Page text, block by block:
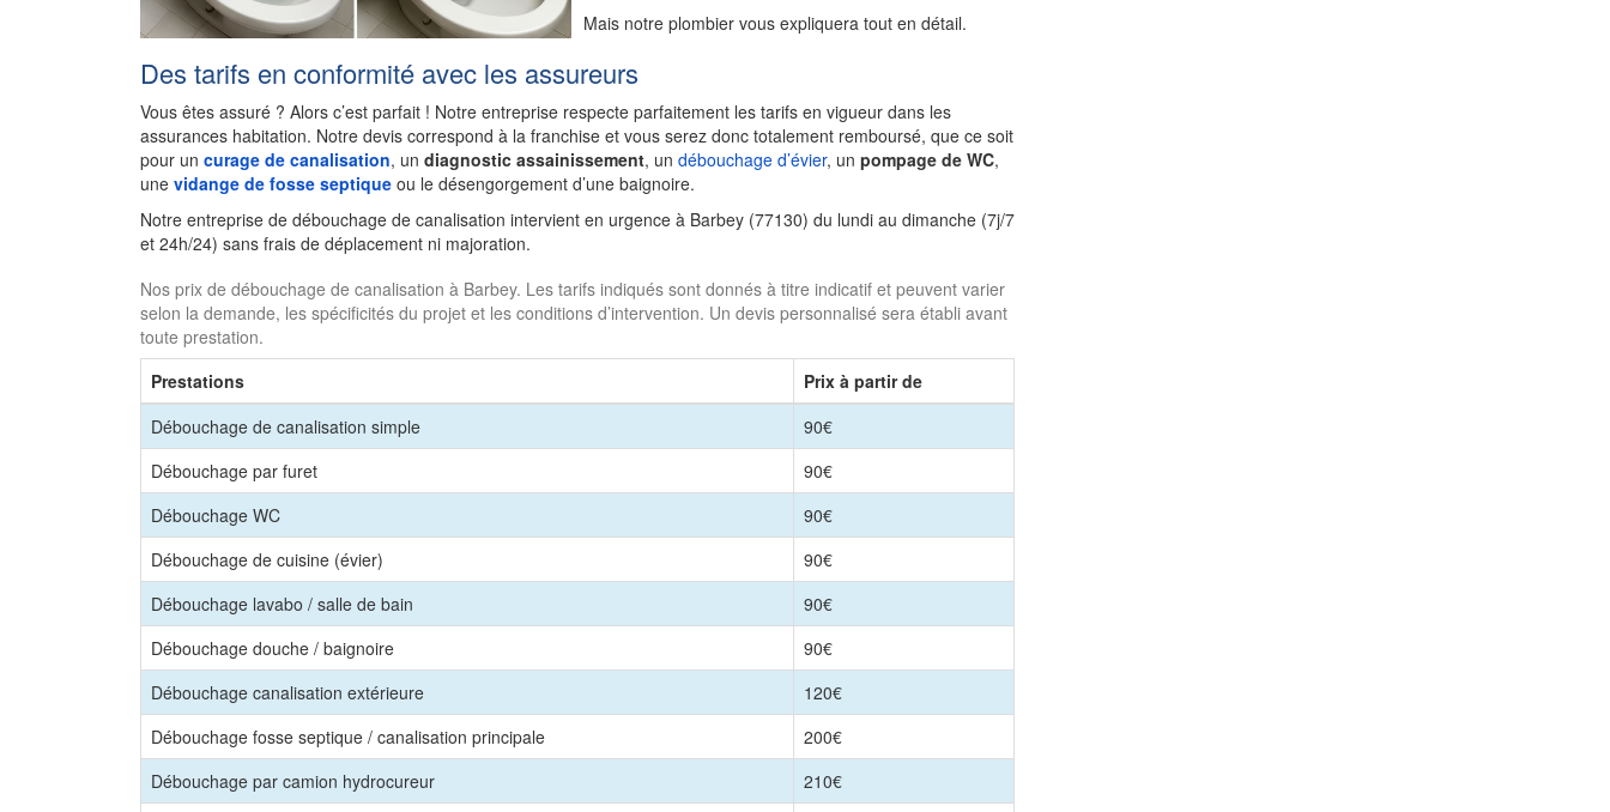
Mais notre plombier vous expliquera tout en détail.
Des tarifs en conformité avec les assureurs
Vous êtes assuré ? Alors c’est parfait ! Notre entreprise respecte parfaitement les tarifs en vigueur dans les
assurances habitation. Notre devis correspond à la franchise et vous serez donc totalement remboursé, que ce soit
pour un curage de canalisation, un diagnostic assainissement, un débouchage d’évier, un pompage de WC,
une vidange de fosse septique ou le désengorgement d’une baignoire.
Notre entreprise de débouchage de canalisation intervient en urgence à Barbey (77130) du lundi au dimanche (7j/7
et 24h/24) sans frais de déplacement ni majoration.
Nos prix de débouchage de canalisation à Barbey. Les tarifs indiqués sont donnés à titre indicatif et peuvent varier
selon la demande, les spécificités du projet et les conditions d’intervention. Un devis personnalisé sera établi avant
toute prestation.
Prestations
Prix à partir de
Débouchage de canalisation simple
90€
Débouchage par furet
90€
Débouchage WC
90€
Débouchage de cuisine (évier)
90€
Débouchage lavabo / salle de bain
90€
Débouchage douche / baignoire
90€
Débouchage canalisation extérieure
120€
Débouchage fosse septique / canalisation principale
200€
Débouchage par camion hydrocureur
210€